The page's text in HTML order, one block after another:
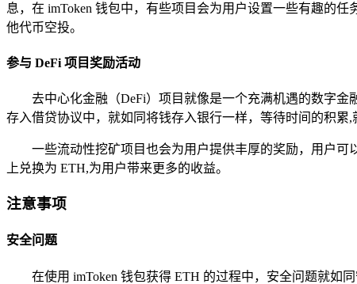
息，在 imToken 钱包中，有些项目会为用户设置一些有趣的
他代币空投。
参与 DeFi 项目奖励活动
去中心化金融（DeFi）项目就像是一个充满机遇的数字
存入借贷协议中，就如同将钱存入银行一样，等待时间的积累,
一些流动性挖矿项目也会为用户提供丰厚的奖励，用户
上兑换为 ETH,为用户带来更多的收益。
注意事项
安全问题
在使用 imToken 钱包获得 ETH 的过程中，安全问题就如